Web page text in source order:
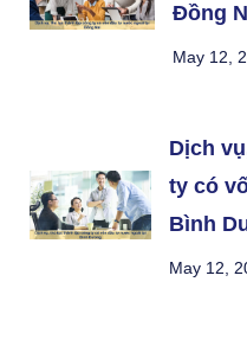
Đồng
May 12,
Dịch
ty có
Bình
May 12,